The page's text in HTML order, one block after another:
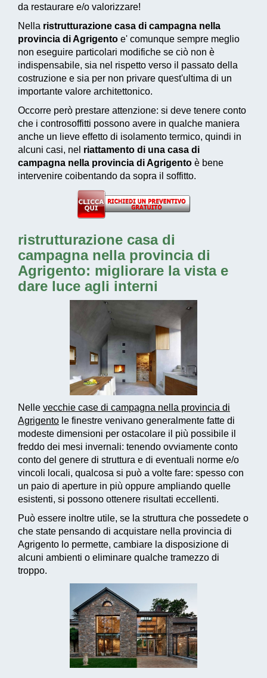
da restaurare e/o valorizzare!
Nella ristrutturazione casa di campagna nella
provincia di Agrigento e' comunque sempre meglio
non eseguire particolari modifiche se ciò non è
indispensabile, sia nel rispetto verso il passato della
costruzione e sia per non privare quest'ultima di un
importante valore architettonico.
Occorre però prestare attenzione: si deve tenere conto
che i controsoffitti possono avere in qualche maniera
anche un lieve effetto di isolamento termico, quindi in
alcuni casi, nel riattamento di una casa di
campagna nella provincia di Agrigento è bene
intervenire coibentando da sopra il soffitto.
ristrutturazione casa di
campagna nella provincia di
Agrigento: migliorare la vista e
dare luce agli interni
Nelle vecchie case di campagna nella provincia di
Agrigento le finestre venivano generalmente fatte di
modeste dimensioni per ostacolare il più possibile il
freddo dei mesi invernali: tenendo ovviamente conto
conto del genere di struttura e di eventuali norme e/o
vincoli locali, qualcosa si può a volte fare: spesso con
un paio di aperture in più oppure ampliando quelle
esistenti, si possono ottenere risultati eccellenti.
Può essere inoltre utile, se la struttura che possedete o
che state pensando di acquistare nella provincia di
Agrigento lo permette, cambiare la disposizione di
alcuni ambienti o eliminare qualche tramezzo di
troppo.